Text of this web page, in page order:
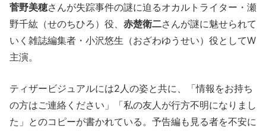
菅野美穂さんが失踪事件の謎に迫るオカルトライター・瀬
野千紘（せのちひろ）役、 赤楚衛二さんが謎に魅せられて
いく雑誌編集者・小沢悠生（おざわゆうせい）役としてW
主演。
ティザービジュアルには2人の姿と共に、「情報をお持ち
の方はご連絡ください」「私の友人が行方不明になりまし
た」とのコピーが書かれている。予告編も見る者を不安に